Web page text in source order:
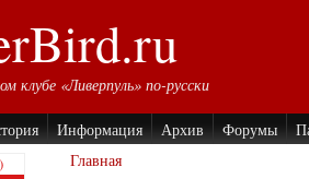
клубе «Ливерпуль» по-русски
Информация Архив Форумы
Главная